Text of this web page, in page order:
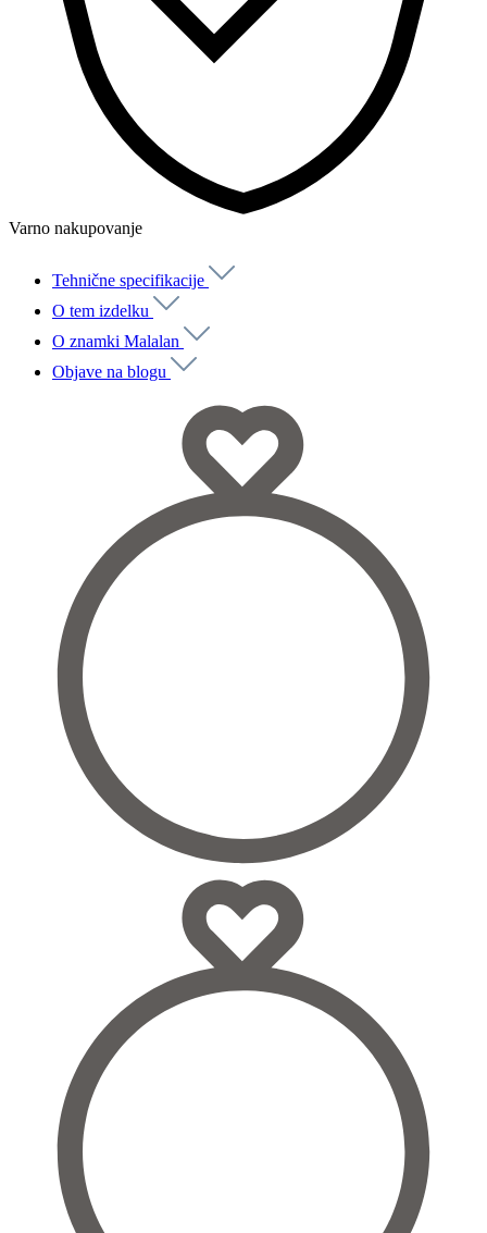
Varno nakupovanje
Tehnične specifikacije
O tem izdelku
O znamki Malalan
Objave na blogu